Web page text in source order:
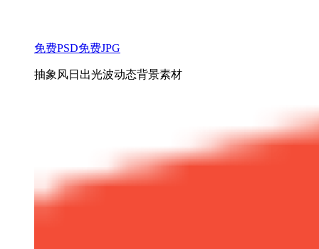
免费PSD免费JPG
抽象风日出光波动态背景素材